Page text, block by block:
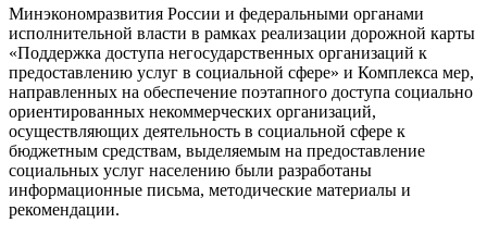
Минэкономразвития России и федеральными органами
исполнительной власти в рамках реализации дорожной карты
«Поддержка доступа негосударственных организаций к
предоставлению услуг в социальной сфере» и Комплекса мер,
направленных на обеспечение поэтапного доступа социально
ориентированных некоммерческих организаций,
осуществляющих деятельность в социальной сфере к
бюджетным средствам, выделяемым на предоставление
социальных услуг населению были разработаны
информационные письма, методические материалы и
рекомендации.